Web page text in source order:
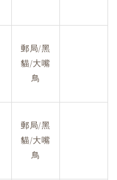
郵局/黑
貓/大嘴
鳥
郵局/黑
貓/大嘴
鳥